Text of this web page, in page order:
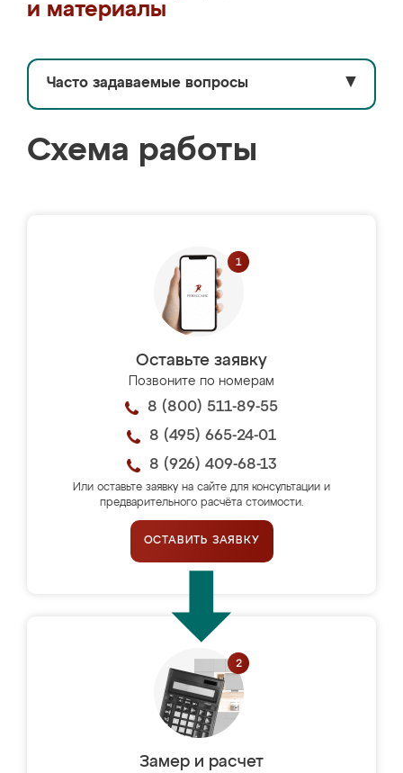
и материалы
Часто задаваемые вопросы ▼
Схема работы
Оставьте заявку
Позвоните по номерам
8 (800) 511-89-55
8 (495) 665-24-01
8 (926) 409-68-13
Или оставьте заявку на сайте для консультации и
предварительного расчёта стоимости.
ОСТАВИТЬ ЗАЯВКУ
Замер и расчет